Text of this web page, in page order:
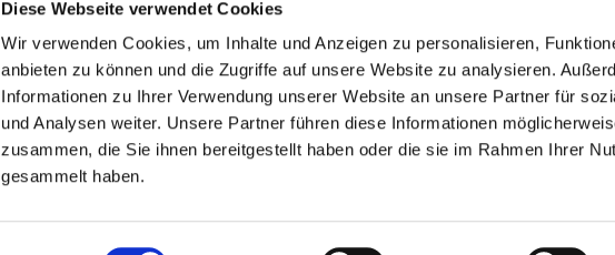
Diese Webseite verwendet Cookies
Wir verwenden Cookies, um Inhalte und Anzeigen zu personalisieren,
anbieten zu können und die Zugriffe auf unsere Website zu analysieren.
Informationen zu Ihrer Verwendung unserer Website an unsere Partner für
und Analysen weiter. Unsere Partner führen diese Informationen
zusammen, die Sie ihnen bereitgestellt haben oder die sie im Rahmen Ihrer
gesammelt haben.
Kontaktinformationen Impressum
Erklärung zur Barrierefreiheit